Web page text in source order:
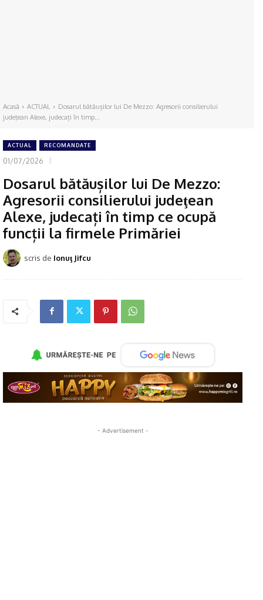
Acasă ACTUAL
Dosarul bătăușilor lui De Mezzo: Agresorii consilierului
judeţean Alexe, judecați în timp...
ACTUAL RECOMANDATE
01/07/2026
Dosarul bătăușilor lui De Mezzo:
Agresorii consilierului judeţean
Alexe, judecați în timp ce ocupă
funcții la firmele Primăriei
scris de Ionuţ Jifcu
- Advertisement -